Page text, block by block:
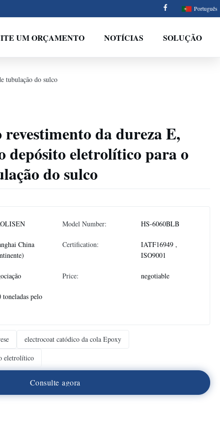
Português
UM ORÇAMENTO NOTÍCIAS SOLUÇÃO
tubulação do sulco
da dureza E,
depósito eletrolítico para o
do sulco
Model Number: HS-6060BLB
China
Certification:
IATF16949 ,
ISO9001
Price: negotiable
toneladas pelo
electrocoat catódico da cola Epoxy
eletrolítico
Consulte agora